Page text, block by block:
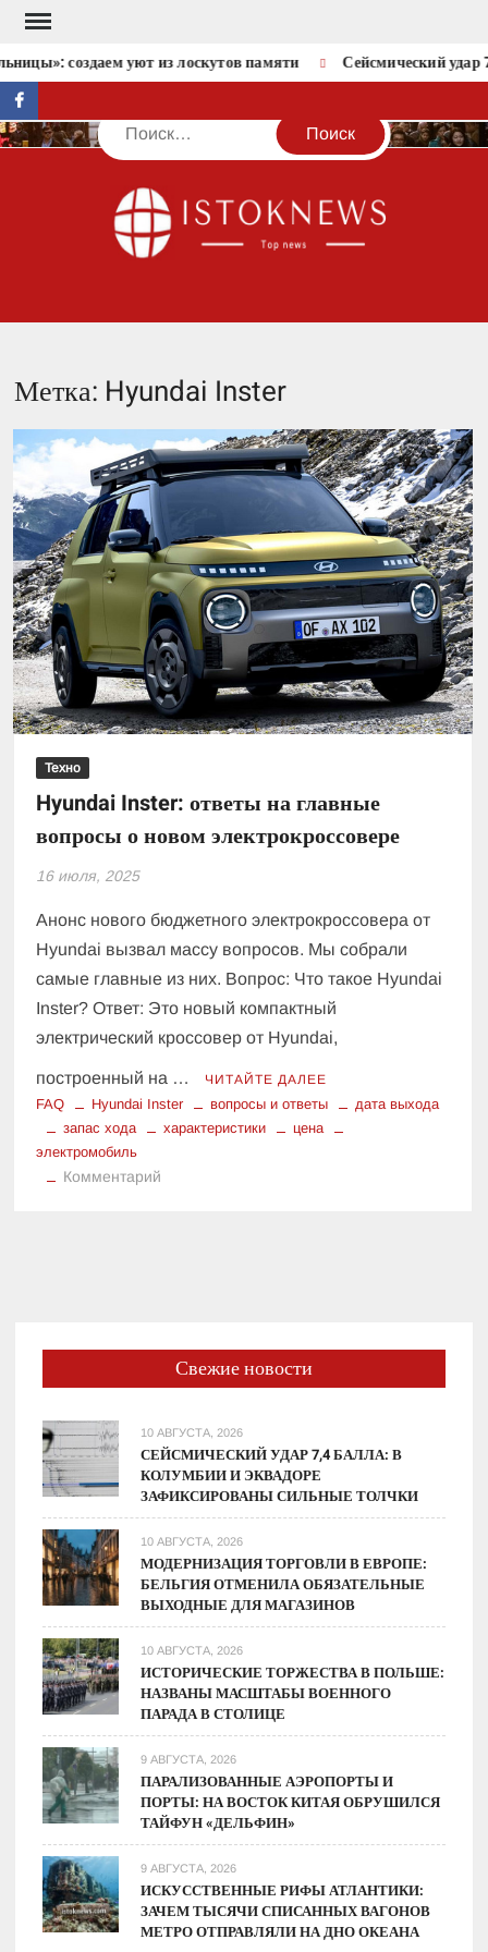
Перейти
содержимомусоздаем уют из лоскутов памяти Сейсмический удар
facebook
Поиск
Метка: Hyundai Inster
Техно
Hyundai Inster: ответы на главные
вопросы о новом электрокроссовере
16 июля, 2025
Анонс нового бюджетного электрокроссовера от
Hyundai вызвал массу вопросов. Мы собрали
самые главные из них. Вопрос: Что такое Hyundai
Inster? Ответ: Это новый компактный
электрический кроссовер от Hyundai,
построенный на … ЧИТАЙТЕ ДАЛЕЕ
FAQ Hyundai Inster вопросы и ответы
дата выхода
запас хода
характеристики
цена
электромобиль
Комментарий
о
новом
Свежие новости
10 АВГУСТА, 2026
СЕЙСМИЧЕСКИЙ УДАР 7,4 БАЛЛА: В
КОЛУМБИИ И ЭКВАДОРЕ
ЗАФИКСИРОВАНЫ СИЛЬНЫЕ ТОЛЧКИ
10 АВГУСТА, 2026
МОДЕРНИЗАЦИЯ ТОРГОВЛИ В ЕВРОПЕ:
БЕЛЬГИЯ ОТМЕНИЛА ОБЯЗАТЕЛЬНЫЕ
ВЫХОДНЫЕ ДЛЯ МАГАЗИНОВ
10 АВГУСТА, 2026
ИСТОРИЧЕСКИЕ ТОРЖЕСТВА В ПОЛЬШЕ:
НАЗВАНЫ МАСШТАБЫ ВОЕННОГО
ПАРАДА В СТОЛИЦЕ
9 АВГУСТА, 2026
ПАРАЛИЗОВАННЫЕ АЭРОПОРТЫ И
ПОРТЫ: НА ВОСТОК КИТАЯ ОБРУШИЛСЯ
ТАЙФУН «ДЕЛЬФИН»
9 АВГУСТА, 2026
ИСКУССТВЕННЫЕ РИФЫ АТЛАНТИКИ:
ЗАЧЕМ ТЫСЯЧИ СПИСАННЫХ ВАГОНОВ
МЕТРО ОТПРАВЛЯЛИ НА ДНО ОКЕАНА